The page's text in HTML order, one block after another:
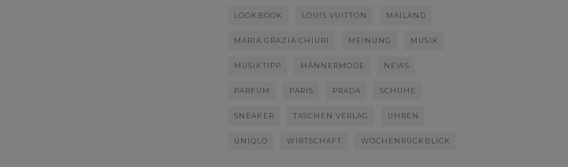
LOOKBOOK LOUIS VUITTON MAILAND
MARIA GRAZIA CHIURI MEINUNG MUSIK
MUSIKTIPP MÄNNERMODE NEWS
PARFUM PARIS PRADA SCHUHE
SNEAKER TASCHEN VERLAG UHREN
UNIQLO WIRTSCHAFT WOCHENRÜCKBLICK